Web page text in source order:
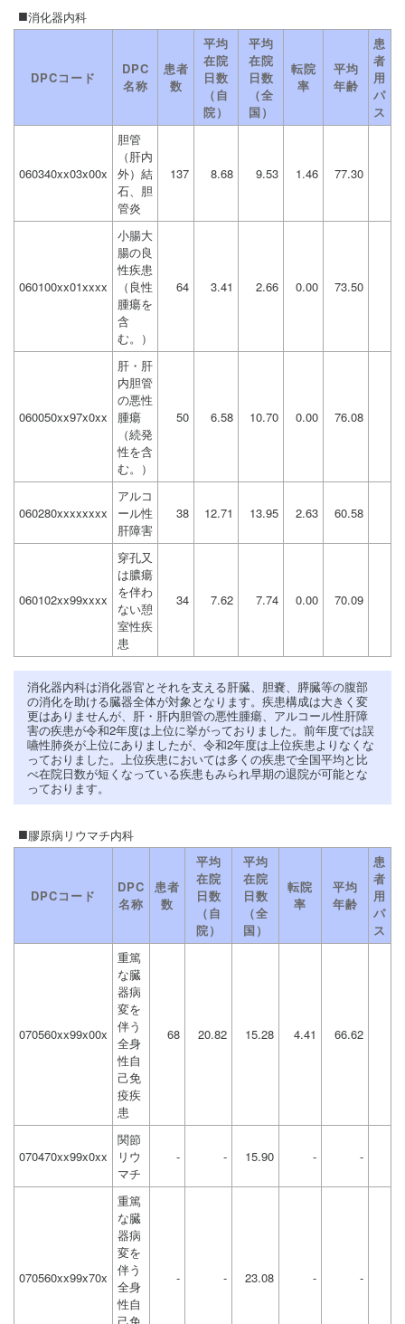
消化器内科
DPCコード
DPC
名称
患者
数
平均
在院
日数
（自
院）
平均
在院
日数
（全
国）
転院
率
平均
年齢
患
者
用
パ
ス
060340xx03x00x
胆管
（肝内
外）結
石、胆
管炎
137 8.68 9.53 1.46 77.30
060100xx01xxxx
小腸大
腸の良
性疾患
（良性
腫瘍を
含
む。）
64 3.41 2.66 0.00 73.50
060050xx97x0xx
肝・肝
内胆管
の悪性
腫瘍
（続発
性を含
む。）
50 6.58 10.70 0.00 76.08
060280xxxxxxxx
アルコ
ール性
肝障害
38 12.71 13.95 2.63 60.58
060102xx99xxxx
穿孔又
は膿瘍
を伴わ
ない憩
室性疾
患
34 7.62 7.74 0.00 70.09
消化器内科は消化器官とそれを支える肝臓、胆嚢、膵臓等の腹部
の消化を助ける臓器全体が対象となります。疾患構成は大きく変
更はありませんが、肝・肝内胆管の悪性腫瘍、アルコール性肝障
害の疾患が令和2年度は上位に挙がっておりました。前年度では誤
嚥性肺炎が上位にありましたが、令和2年度は上位疾患よりなくな
っておりました。上位疾患においては多くの疾患で全国平均と比
べ在院日数が短くなっている疾患もみられ早期の退院が可能とな
っております。
膠原病リウマチ内科
DPCコード
DPC
名称
患者
数
平均
在院
日数
（自
院）
平均
在院
日数
（全
国）
転院
率
平均
年齢
患
者
用
パ
ス
070560xx99x00x
重篤
な臓
器病
変を
伴う
全身
性自
己免
疫疾
患
68 20.82 15.28 4.41 66.62
070470xx99x0xx
関節
リウ
マチ
- - 15.90 - -
070560xx99x70x
重篤
な臓
器病
変を
伴う
全身
性自
- - 23.08 - -